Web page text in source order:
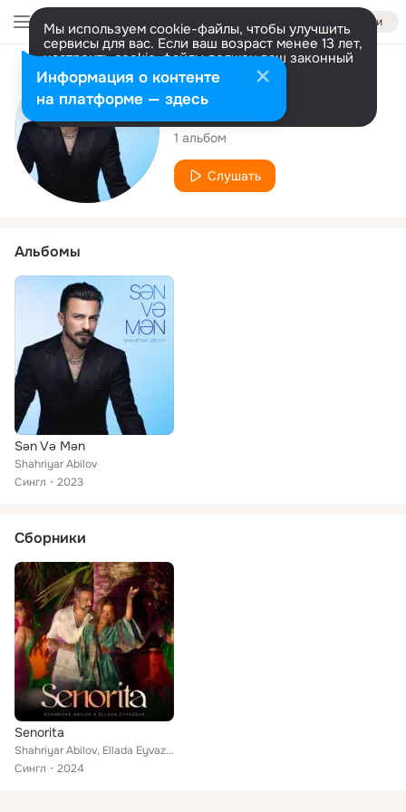
Войти
Мы используем cookie-файлы, чтобы улучшить
сервисы для вас. Если ваш возраст менее 13 лет,
настроить cookie-файлы должен ваш законный
представитель. Больше информации
Разрешить все Настроить
Исполнитель
Shahriyar Abilov
1 альбом
Слушать
Альбомы
Sən Və Mən
Shahriyar Abilov
Сингл
2023
Сборники
Senorita
Shahriyar Abilov, Ellada Eyvazova
Сингл
2024
Информация о контенте
на платформе — здесь